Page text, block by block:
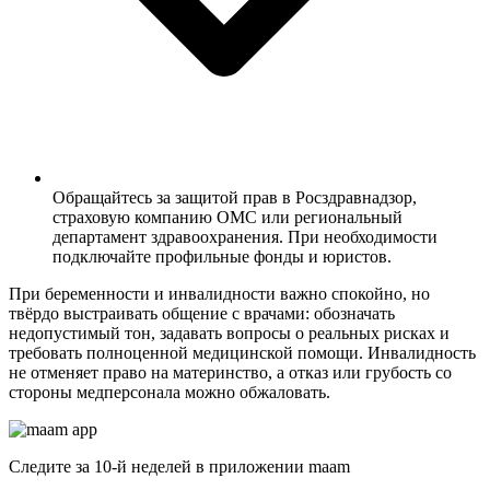
Обращайтесь за защитой прав в Росздравнадзор,
страховую компанию ОМС или региональный
департамент здравоохранения. При необходимости
подключайте профильные фонды и юристов.
При беременности и инвалидности важно спокойно, но
твёрдо выстраивать общение с врачами: обозначать
недопустимый тон, задавать вопросы о реальных рисках и
требовать полноценной медицинской помощи. Инвалидность
не отменяет право на материнство, а отказ или грубость со
стороны медперсонала можно обжаловать.
Следите за 10-й неделей в приложении maam